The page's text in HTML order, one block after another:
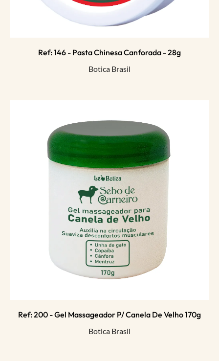
Ref: 146 - Pasta Chinesa Canforada - 28g
Botica Brasil
Ref: 200 - Gel Massageador P/ Canela De Velho 170g
Botica Brasil